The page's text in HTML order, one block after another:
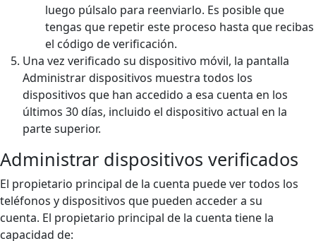
luego púlsalo para reenviarlo. Es posible que
tengas que repetir este proceso hasta que recibas
el código de verificación.
Una vez verificado su dispositivo móvil, la pantalla
Administrar dispositivos muestra todos los
dispositivos que han accedido a esa cuenta en los
últimos 30 días, incluido el dispositivo actual en la
parte superior.
Administrar dispositivos verificados
El propietario principal de la cuenta puede ver todos los
teléfonos y dispositivos que pueden acceder a su
cuenta. El propietario principal de la cuenta tiene la
capacidad de: